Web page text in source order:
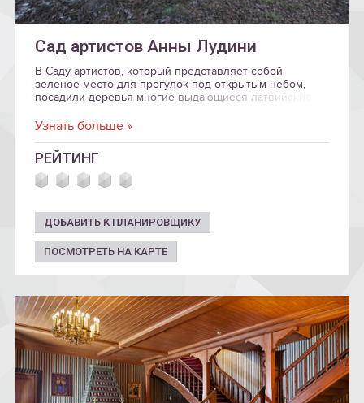
Сад артистов Анны Лудини
В Саду артистов, который представляет собой
зеленое место для прогулок под открытым небом,
посадили деревья многие выдающиеся латвийские
Узнать больше »
РЕЙТИНГ
ДОБАВИТЬ К ПЛАНИРОВЩИКУ
ПОСМОТРЕТЬ НА КАРТЕ